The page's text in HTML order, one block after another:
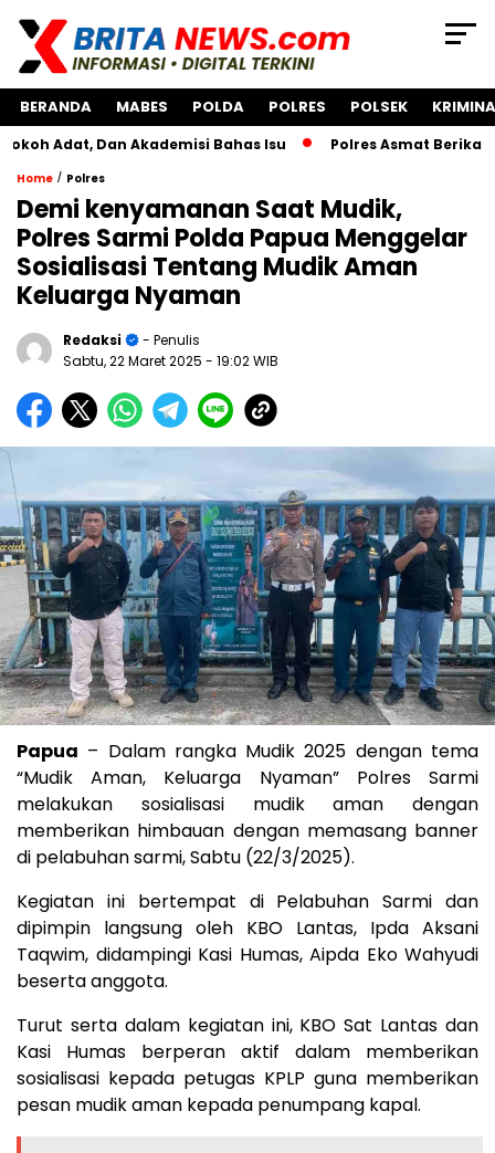
BERANDA MABES POLDA POLRES POLSEK
Dan Akademisi Bahas Isu Polres Asmat Berikan Bantuan
Home / Polres
Demi kenyamanan Saat Mudik,
Polres Sarmi Polda Papua Menggelar
Sosialisasi Tentang Mudik Aman
Keluarga Nyaman
Redaksi
- Penulis
Sabtu, 22 Maret 2025 - 19:02 WIB
Papua – Dalam rangka Mudik 2025 dengan tema
“Mudik Aman, Keluarga Nyaman” Polres Sarmi
melakukan sosialisasi mudik aman dengan
memberikan himbauan dengan memasang banner
di pelabuhan sarmi, Sabtu (22/3/2025).
Kegiatan ini bertempat di Pelabuhan Sarmi dan
dipimpin langsung oleh KBO Lantas, Ipda Aksani
Taqwim, didampingi Kasi Humas, Aipda Eko Wahyudi
beserta anggota.
Turut serta dalam kegiatan ini, KBO Sat Lantas dan
Kasi Humas berperan aktif dalam memberikan
sosialisasi kepada petugas KPLP guna memberikan
pesan mudik aman kepada penumpang kapal.